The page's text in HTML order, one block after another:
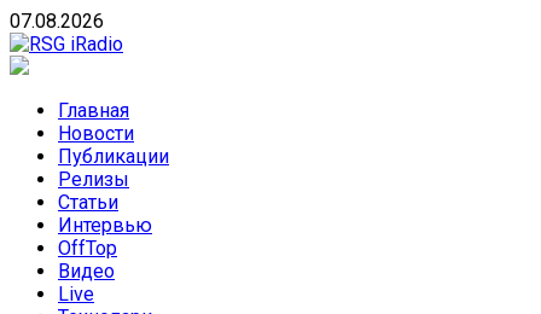
Skip
to
content
07.08.2026
направлений без возрастных ограничений
Главная
Новости
Публикации
Релизы
Статьи
Интервью
OffTop
Видео
Live